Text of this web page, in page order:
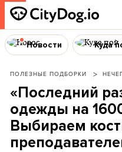
Новости Куда
ПОЛЕЗНЫЕ ПОДБОРКИ
«Последний
одежды на
Выбираем